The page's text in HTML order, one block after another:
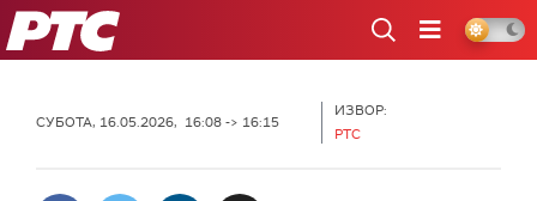
РТС
СУБОТА, 16.05.2026, 16:08 -> 16:15
ИЗВОР:
РТС